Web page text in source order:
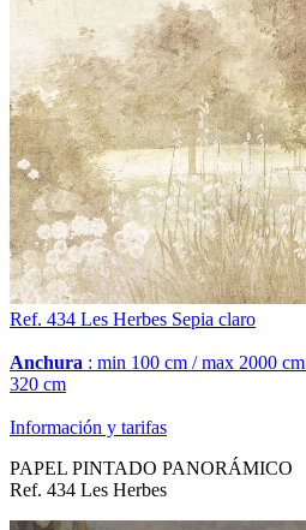
Ref. 434 Les Herbes Sepia claro
Anchura : min 100 cm / max 2000 cm
320 cm
Información y tarifas
PAPEL PINTADO PANORÁMICO
Ref. 434 Les Herbes